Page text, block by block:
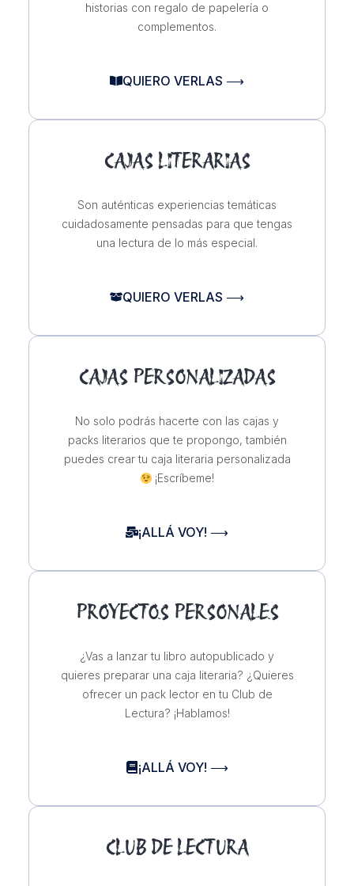
historias con regalo de papelería o
complementos.
QUIERO VERLAS ⟶
CAJAS LITERARIAS
Son auténticas experiencias temáticas
cuidadosamente pensadas para que tengas
una lectura de lo más especial.
QUIERO VERLAS ⟶
CAJAS PERSONALIZADAS
No solo podrás hacerte con las cajas y
packs literarios que te propongo, también
puedes crear tu caja literaria personalizada
¡Escríbeme!
¡ALLÁ VOY! ⟶
PROYECTOS PERSONALES
¿Vas a lanzar tu libro autopublicado y
quieres preparar una caja literaria? ¿Quieres
ofrecer un pack lector en tu Club de
Lectura? ¡Hablamos!
¡ALLÁ VOY! ⟶
CLUB DE LECTURA